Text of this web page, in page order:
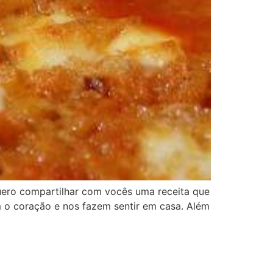
compartilhar com vocês uma receita que
coração e nos fazem sentir em casa. Além